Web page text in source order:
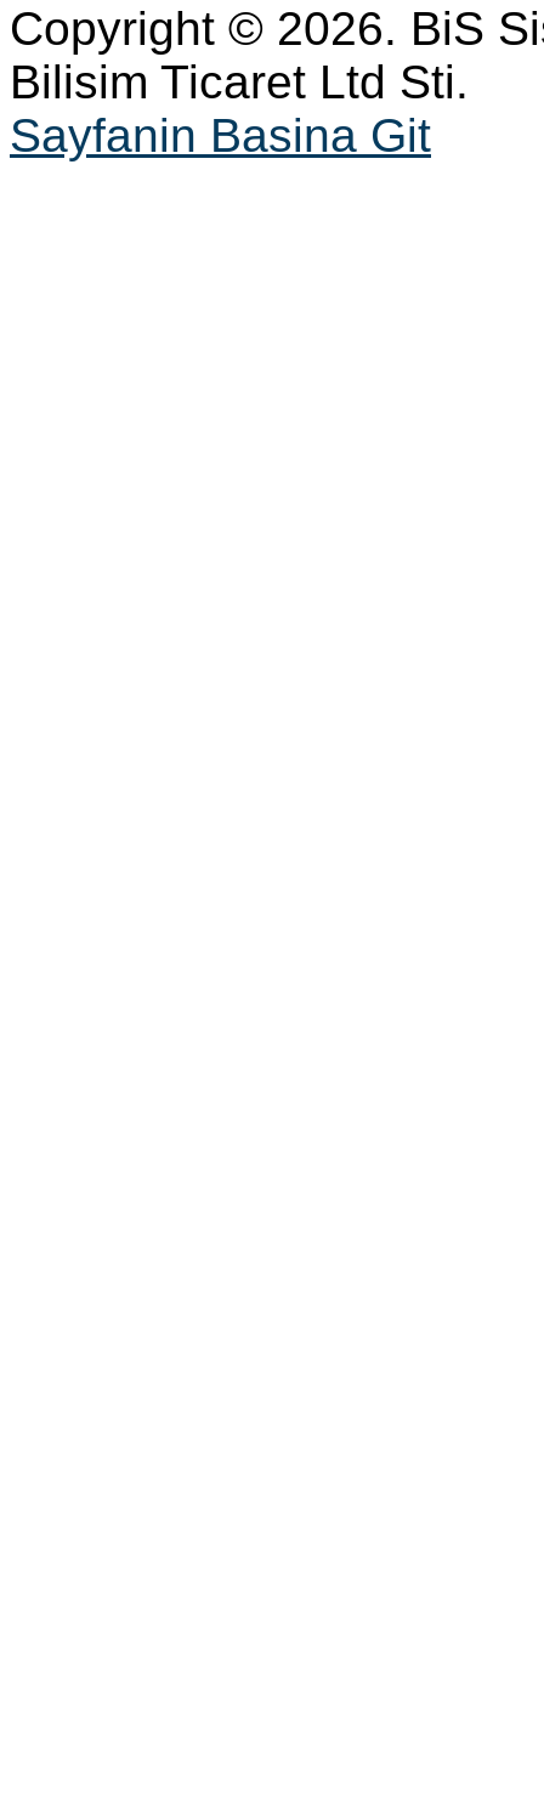
Copyright © 2026. BiS
Bilisim Ticaret Ltd Sti.
Sayfanin Basina Git